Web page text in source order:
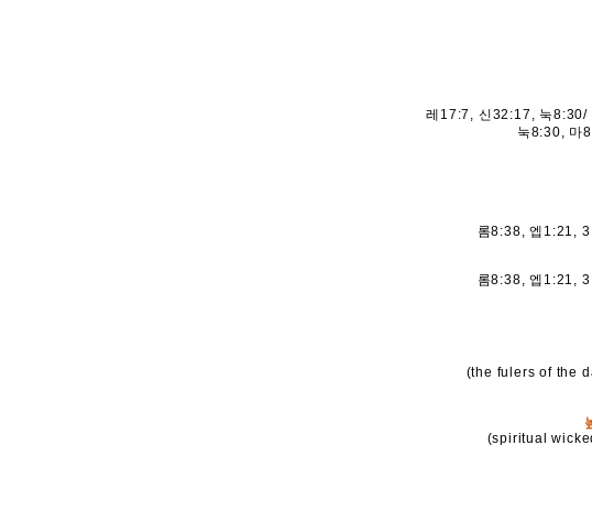
레17:7, 신32:17, 눅
눅8:30, 마
롬8:38, 엡1:21,
롬8:38, 엡1:21,
(the fulers of the
(spiritual